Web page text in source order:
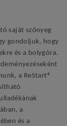
saját szőnyeg
gondoljuk, hogy
és a bolygóra.
a ReStart®
a
és a